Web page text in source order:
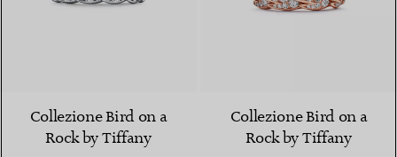
Collezione Bird on a
Rock by Tiffany
Collezione Bird on a
Rock by Tiffany